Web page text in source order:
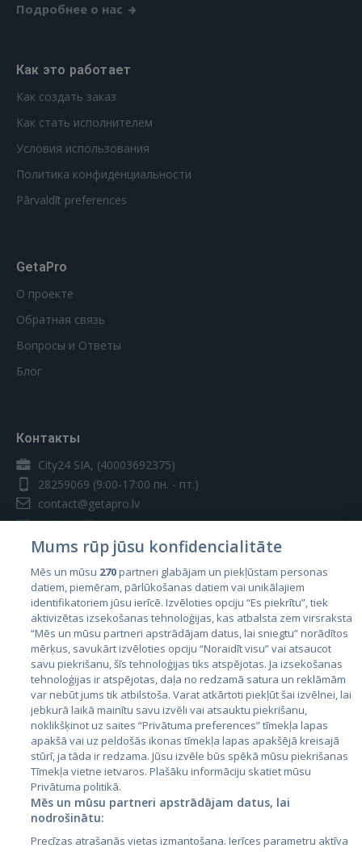
Подробнее о нас
Как это работает
Как создать заказ
Как стать исполнителем
Условия использования
Политика конфиденциальности
Pārvaldīt preferences
GetaPro
О проекте
Обратная связь
Вопросы и Ответы
Блог
Контакты
City24 SIA, (40003692375)
28259069 (9:00-17:00 пн. - пт.)
contact@getapro.lv
Страны
Эстония
Латвия
Литва
City24.lv
City24.ee
Kainos.lt
Mums rūp jūsu konfidencialitāte
Mēs un mūsu 270partneri glabājam un piekļūstam personas
datiem, piemēram, pārlūkošanas datiem vai unikālajiem
identifikatoriem jūsu ierīcē. Izvēloties opciju “Es piekrītu”, tiek
aktivizētas izsekošanas tehnoloģijas, kas atbalsta zem virsraksta
“Mēs un mūsu partneri apstrādājam datus, lai sniegtu” norādītos
mērķus, savukārt izvēloties opciju “Noraidīt visu” vai atsaucot
savu piekrišanu, šīs tehnoloģijas tiks atspējotas. Ja izsekošanas
tehnoloģijas ir atspējotas, daļa no redzamā satura un reklāmām
var nebūt jums tik atbilstoša. Varat atkārtoti piekļūt šai izvēlnei, lai
jebkurā laikā mainītu savu izvēli vai atsauktu piekrišanu,
noklikšķinot uz saites “Privātuma preferences” tīmekļa lapas
apakšā vai uz peldošās ikonas tīmekļa lapas apakšējā kreisajā
stūrī, ja tāda ir redzama. Jūsu izvēle būs spēkā mūsu piekrišanas
Tīmekļa vietne ietvaros. Plašāku informāciju skatiet mūsu
Privātuma politikā.
Mēs un mūsu partneri apstrādājam datus, lai
nodrošinātu:
Precīzas atrašanās vietas izmantošana. Ierīces parametru aktīva